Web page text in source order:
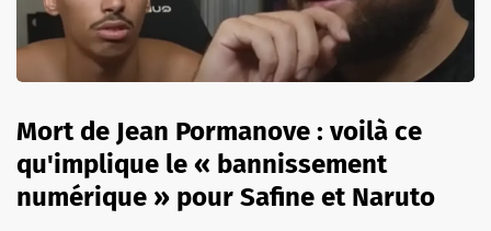
Mort de Jean Pormanove : voilà ce
qu'implique le « bannissement
numérique » pour Safine et Naruto